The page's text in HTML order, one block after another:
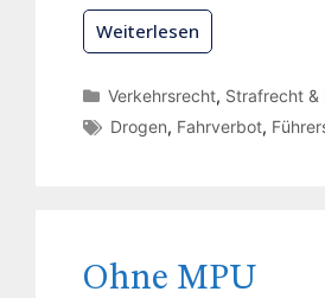
Weiterlesen
Verkehrsrecht, Strafrecht &
Drogen, Fahrverbot,
Ohne MPU